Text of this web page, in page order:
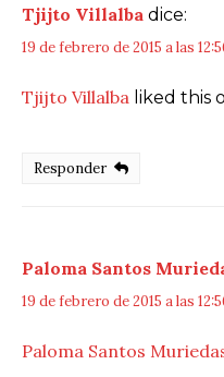
Tjijto Villalba dice:
19 de febrero de 2015 a las
Tjijto Villalba liked this
Responder
Paloma Santos
19 de febrero de 2015 a las
Paloma Santos